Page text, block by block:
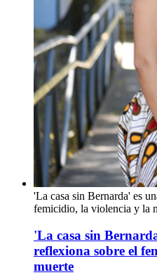
'La casa sin Bernarda' es
femicidio, la violencia y la
'La casa sin
reflexiona sobre el
muerte